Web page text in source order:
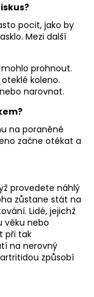
pocit, jako by
Mezi další
prohnout.
koleno.
narovnat.
na poraněné
začne otékat a
provedete náhlý
zůstane stát na
Lidé, jejichž
věku nebo
při tak
na nerovný
způsobí